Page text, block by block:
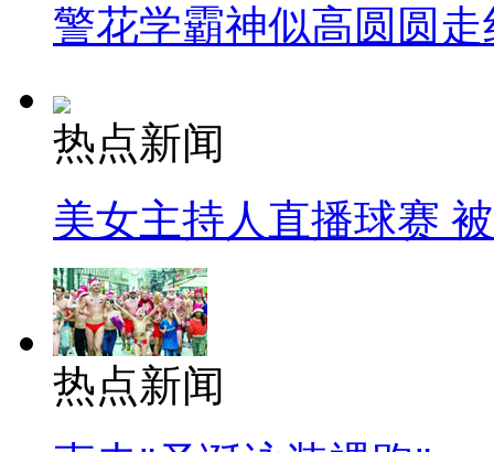
警花学霸神似高圆圆走
热点新闻
美女主持人直播球赛
热点新闻